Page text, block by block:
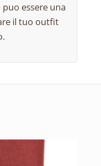
essere una
il tuo outfit